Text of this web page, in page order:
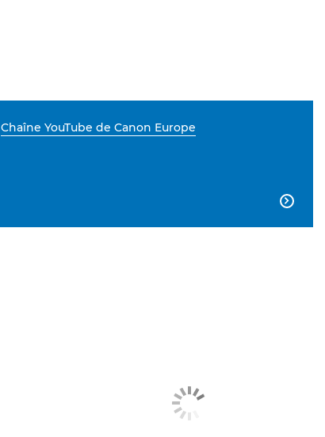
Chaîne YouTube de Canon Europe
